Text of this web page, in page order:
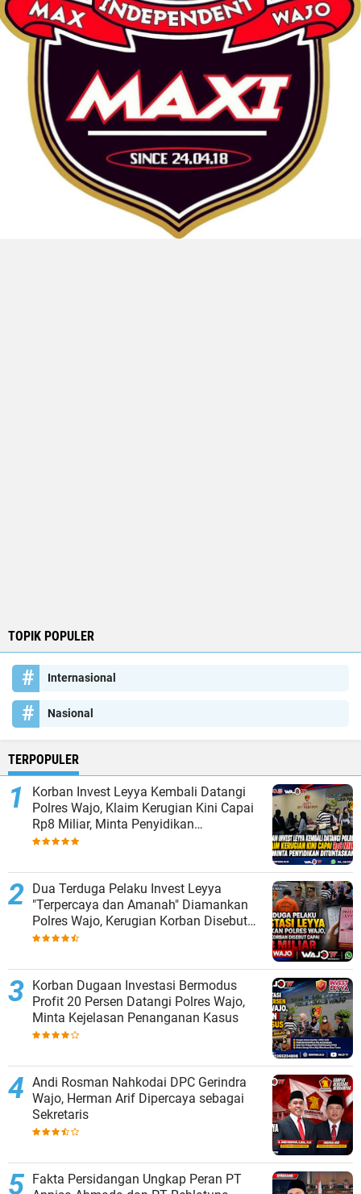
TOPIK POPULER
Internasional
Nasional
TERPOPULER
Korban Invest Leyya Kembali Datangi
Polres Wajo, Klaim Kerugian Kini Capai
Rp8 Miliar, Minta Penyidikan
Dituntaskan
Dua Terduga Pelaku Invest Leyya
"Terpercaya dan Amanah" Diamankan
Polres Wajo, Kerugian Korban Disebut
Capai Rp8 Miliar
Korban Dugaan Investasi Bermodus
Profit 20 Persen Datangi Polres Wajo,
Minta Kejelasan Penanganan Kasus
Andi Rosman Nahkodai DPC Gerindra
Wajo, Herman Arif Dipercaya sebagai
Sekretaris
Fakta Persidangan Ungkap Peran PT